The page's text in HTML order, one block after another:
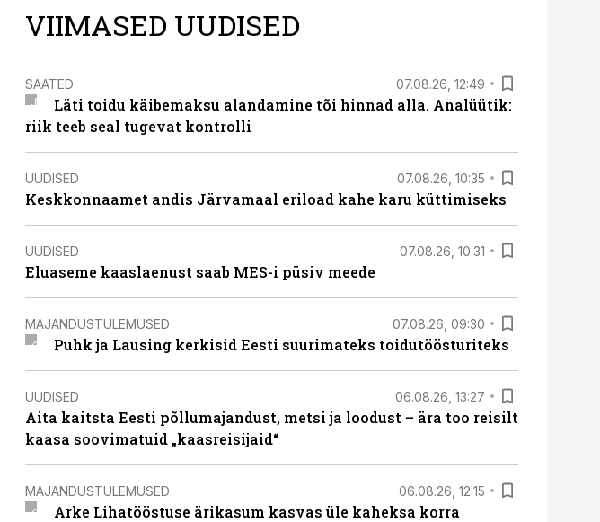
VIIMASED UUDISED
SAATED 07.08.26, 12:49
Läti toidu käibemaksu alandamine tõi hinnad alla. Analüütik:
riik teeb seal tugevat kontrolli
UUDISED 07.08.26, 10:35
Keskkonnaamet andis Järvamaal eriload kahe karu küttimiseks
UUDISED 07.08.26, 10:31
Eluaseme kaaslaenust saab MES-i püsiv meede
MAJANDUSTULEMUSED 07.08.26, 09:30
Puhk ja Lausing kerkisid Eesti suurimateks toidutöösturiteks
UUDISED 06.08.26, 13:27
Aita kaitsta Eesti põllumajandust, metsi ja loodust – ära too reisilt
kaasa soovimatuid „kaasreisijaid“
MAJANDUSTULEMUSED 06.08.26, 12:15
Arke Lihatööstuse ärikasum kasvas üle kaheksa korra